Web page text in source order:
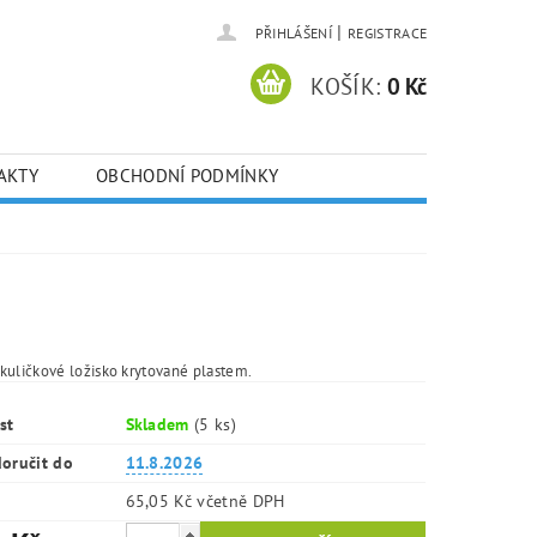
PŘIHLÁŠENÍ | REGISTRACE
KOŠÍK: 0 Kč
OBCHODNÍ PODMÍNKY
ložisko krytované plastem.
Skladem(5 ks)
do
11.8.2026
65,05 Kč včetně DPH